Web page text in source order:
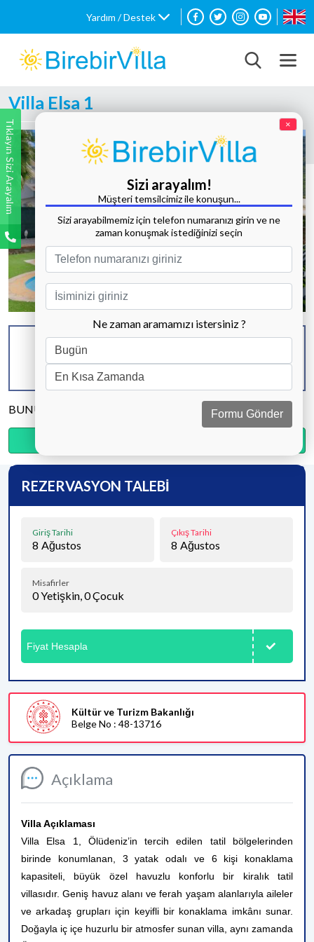
Yardım / Destek
Villa Elsa 1
Tüm Fotoğrafları Göster
KAPASİTE
6 KİŞİ
BANYO & WC
3 ADET
YATAK ODASI
BUNU PAYLAŞ
Açıklama
Villa Açıklaması
Villa Elsa 1, Ölüdeniz’in tercih edilen tatil bölgelerinden
birinde konumlanan, 3 yatak odalı ve 6 kişi konaklama
kapasiteli, büyük özel havuzlu konforlu bir kiralık tatil
villasıdır. Geniş havuz alanı ve ferah yaşam alanlarıyla aileler
ve arkadaş grupları için keyifli bir konaklama imkânı sunar.
Doğayla iç içe huzurlu bir atmosfer sunan villa, aynı zamanda
REZERVASYON TALEBİ
Giriş Tarihi
8 Ağustos
Çıkış Tarihi
8 Ağustos
Misafirler
0Yetişkin,0Çocuk
Fiyat Hesapla
Kültür ve Turizm Bakanlığı
Belge No : 48-13716
Tıklayın Sizi Arayalım ×
Sizi arayalım!
Müşteri temsilcimiz ile konuşun...
Sizi arayabilmemiz için telefon numaranızı girin ve ne
zaman konuşmak istediğinizi seçin
Ne zaman aramamızı istersiniz ?
Formu Gönder